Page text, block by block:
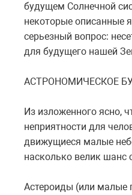
будущем Солнечной
некоторые описанные
серьезный вопрос:
для будущего нашей
АСТРОНОМИЧЕСКОЕ
Из изложенного ясно,
неприятности для
движущиеся малые
насколько велик шанс
Астероиды (или малые